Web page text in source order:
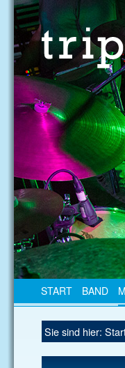
START BAND
Sie sind hier: